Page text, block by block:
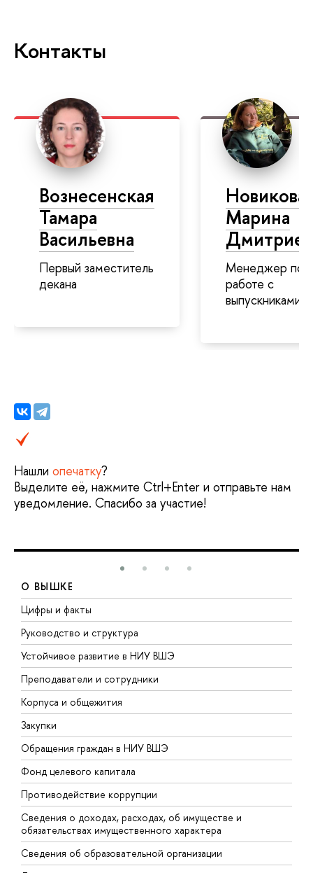
Контакты
Вознесенская
Тамара
Васильевна
Первый заместитель
декана
Новикова
Марина
Менеджер по
работе с
выпускниками
Нашли опечатку?
Выделите её, нажмите Ctrl+Enter и отправьте нам
уведомление. Спасибо за участие!
О ВЫШКЕ
Цифры и факты
Руководство и структура
Устойчивое развитие в НИУ ВШЭ
Преподаватели и сотрудники
Корпуса и общежития
Закупки
Обращения граждан в НИУ ВШЭ
Фонд целевого капитала
Противодействие коррупции
Сведения о доходах, расходах, об имуществе и
обязательствах имущественного характера
Сведения об образовательной организации